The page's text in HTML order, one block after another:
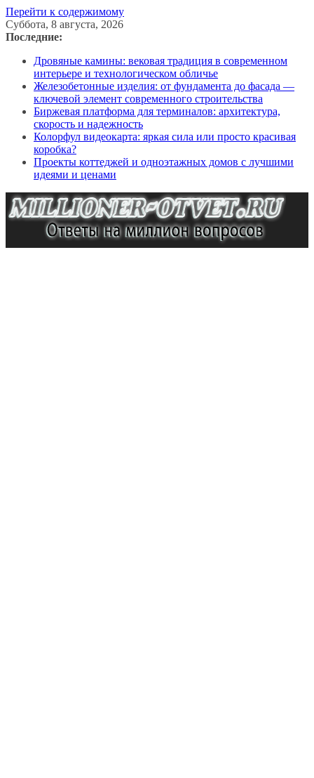
Перейти к содержимому
Суббота, 8 августа, 2026
Последние:
Дровяные камины: вековая традиция в современном
интерьере и технологическом обличье
Железобетонные изделия: от фундамента до фасада —
ключевой элемент современного строительства
Биржевая платформа для терминалов: архитектура,
скорость и надежность
Колорфул видеокарта: яркая сила или просто красивая
коробка?
Проекты коттеджей и одноэтажных домов с лучшими
идеями и ценами